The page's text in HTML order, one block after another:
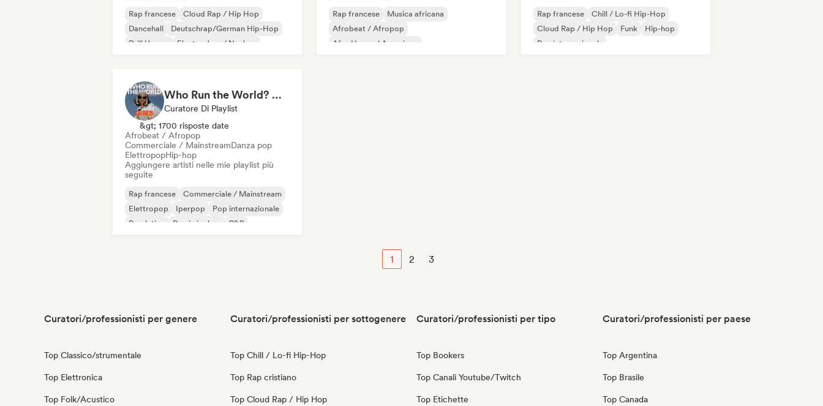
Rap francese
Cloud Rap / Hip Hop
Dancehall
Deutschrap/German Hip-Hop
Drill/Jersey
Electro Jazz / Nu Jazz
Rap francese
Musica africana
Afrobeat / Afropop
Afro House / Amapiano
Rap francese
Chill / Lo-fi Hip-Hop
Cloud Rap / Hip Hop
Funk
Hip-hop
Rap internazionale
Who Run the World? Girls! 🔥 Female Empowerment Pop & Girl-Power Anthems
Curatore Di Playlist
&gt; 1700 risposte date
Afrobeat / Afropop
Commerciale / MainstreamDanza pop
ElettropopHip-hop
Aggiungere artisti nelle mie playlist più
seguite
Rap francese
Commerciale / Mainstream
Elettropop
Iperpop
Pop internazionale
Pop latino
Rap in inglese R&B
1 2 3
Curatori/professionisti per genere
Top Classico/strumentale
Top Elettronica
Top Folk/Acustico
Curatori/professionisti per sottogenere
Top Chill / Lo-fi Hip-Hop
Top Rap cristiano
Top Cloud Rap / Hip Hop
Curatori/professionisti per tipo
Top Bookers
Top Canali Youtube/Twitch
Top Etichette
Curatori/professionisti per paese
Top Argentina
Top Brasile
Top Canada